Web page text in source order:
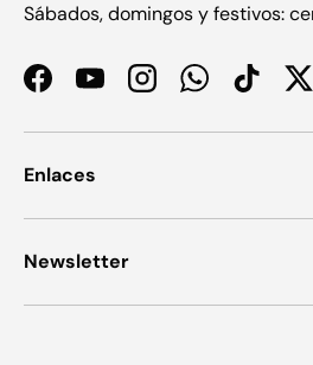
Sábados, domingos y festivos:
FacebookYouTubeInstagramWhatsAppTikTok
Enlaces
Newsletter